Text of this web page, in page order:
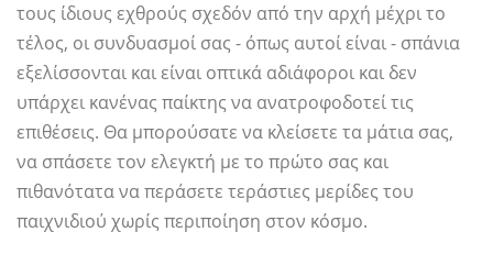
τους ίδιους εχθρούς σχεδόν από την αρχή μέχρι το
τέλος, οι συνδυασμοί σας - όπως αυτοί είναι - σπάνια
εξελίσσονται και είναι οπτικά αδιάφοροι και δεν
υπάρχει κανένας παίκτης να ανατροφοδοτεί τις
επιθέσεις. Θα μπορούσατε να κλείσετε τα μάτια σας,
να σπάσετε τον ελεγκτή με το πρώτο σας και
πιθανότατα να περάσετε τεράστιες μερίδες του
παιχνιδιού χωρίς περιποίηση στον κόσμο.